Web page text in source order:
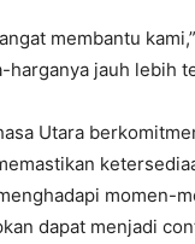
membantu
jauh lebih
Utara
momen-
dapat menjadi